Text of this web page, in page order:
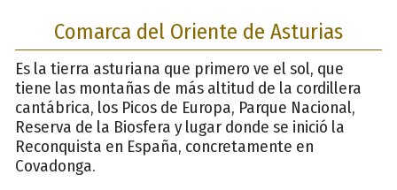
Comarca del Oriente de Asturias
Es la tierra asturiana que primero ve el sol, que
tiene las montañas de más altitud de la cordillera
cantábrica, los Picos de Europa, Parque Nacional,
Reserva de la Biosfera y lugar donde se inició la
Reconquista en España, concretamente en
Covadonga.